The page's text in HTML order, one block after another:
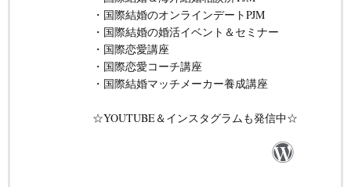
・国際結婚のオンラインデートPJM
・国際結婚の婚活イベント＆セミナー
・国際恋愛講座
・国際恋愛コーチ講座
・国際結婚マッチメーカー養成講座
☆YOUTUBE＆インスタグラムも発信中☆